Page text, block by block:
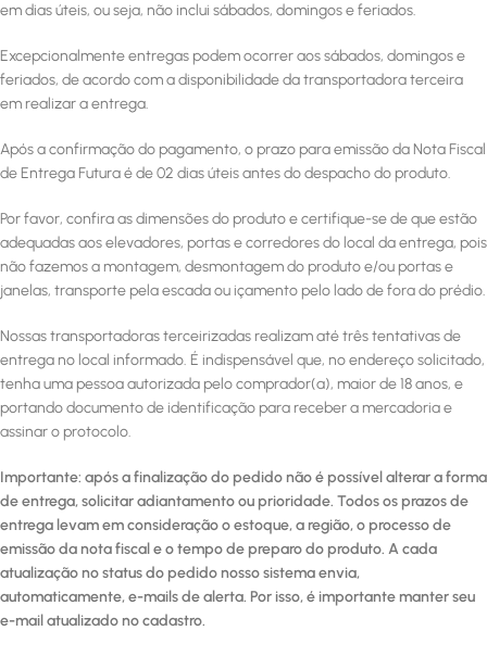
em dias úteis, ou seja, não inclui sábados, domingos e feriados.
Excepcionalmente entregas podem ocorrer aos sábados, domingos e
feriados, de acordo com a disponibilidade da transportadora terceira
em realizar a entrega.
Após a confirmação do pagamento, o prazo para emissão da Nota Fiscal
de Entrega Futura é de 02 dias úteis antes do despacho do produto.
Por favor, confira as dimensões do produto e certifique-se de que estão
adequadas aos elevadores, portas e corredores do local da entrega, pois
não fazemos a montagem, desmontagem do produto e/ou portas e
janelas, transporte pela escada ou içamento pelo lado de fora do prédio.
Nossas transportadoras terceirizadas realizam até três tentativas de
entrega no local informado. É indispensável que, no endereço solicitado,
tenha uma pessoa autorizada pelo comprador(a), maior de 18 anos, e
portando documento de identificação para receber a mercadoria e
assinar o protocolo.
Importante: após a finalização do pedido não é possível alterar a forma
de entrega, solicitar adiantamento ou prioridade. Todos os prazos de
entrega levam em consideração o estoque, a região, o processo de
emissão da nota fiscal e o tempo de preparo do produto. A cada
atualização no status do pedido nosso sistema envia,
automaticamente, e-mails de alerta. Por isso, é importante manter seu
e-mail atualizado no cadastro.